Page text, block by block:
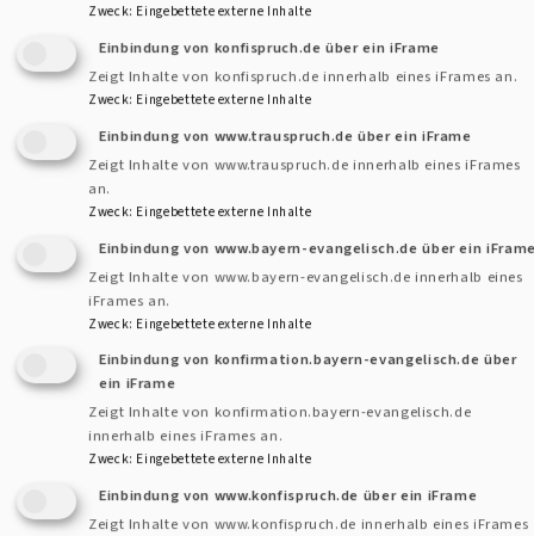
Im Februar und März 2026 wird es erstmals wöchentlich
einmal einen kostenlosen Mittagstisch in Uffenheim geben.
Darauf haben sich Vertreter*innen von Kirche, Diakonie und
evangelischem Bildungswerk geeinigt, die mit diesem Angebot
das gesellschaftliche Miteinander stärken wollen.
Mittagstisch im Februar und März 2026 im Gerlach-von-
Die Veranstaltung, die insgesamt 6 x jeweils freitags (am 6.,
13., 20., 27. Februar und 6. und 13. März 2026) im Gerlach-
von-Hohenlohe-Stift in Uffenheim stattfindet, lebt von der
Beteiligung ganz unterschiedler Gruppen: Von Menschen, die
sich ehrenamtlich engagieren wollen, das Mittagessen
Zweck: Eingebettete externe Inhalte
Einbindung von konfispruch.de über ein iFrame
Zeigt Inhalte von konfispruch.de innerhalb eines iFrames an.
Zweck: Eingebettete externe Inhalte
Einbindung von www.trauspruch.de über ein iFrame
Zeigt Inhalte von www.trauspruch.de innerhalb eines iFrames
an.
Zweck: Eingebettete externe Inhalte
Einbindung von www.bayern-evangelisch.de über ein
Zeigt Inhalte von www.bayern-evangelisch.de innerhalb eines
iFrames an.
Zweck: Eingebettete externe Inhalte
Einbindung von konfirmation.bayern-evangelisch.de über
ein iFrame
Zeigt Inhalte von konfirmation.bayern-evangelisch.de
innerhalb eines iFrames an.
Zweck: Eingebettete externe Inhalte
Einbindung von www.konfispruch.de über ein iFrame
Zeigt Inhalte von www.konfispruch.de innerhalb eines iFrames